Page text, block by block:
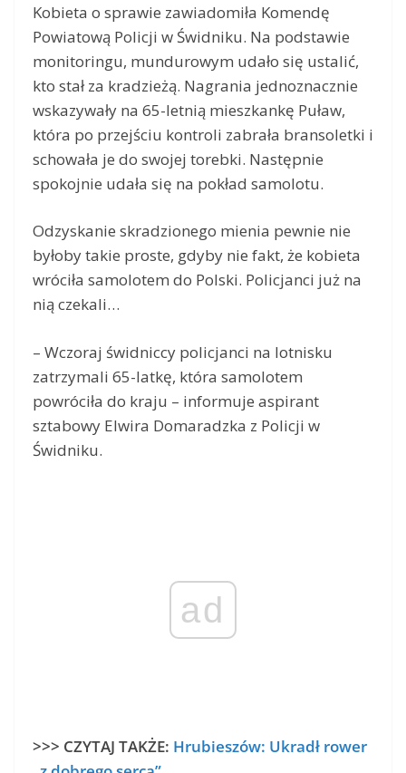
Kobieta o sprawie zawiadomiła Komendę
Powiatową Policji w Świdniku. Na podstawie
monitoringu, mundurowym udało się ustalić,
kto stał za kradzieżą. Nagrania jednoznacznie
wskazywały na 65-letnią mieszkankę Puław,
która po przejściu kontroli zabrała bransoletki i
schowała je do swojej torebki. Następnie
spokojnie udała się na pokład samolotu.
Odzyskanie skradzionego mienia pewnie nie
byłoby takie proste, gdyby nie fakt, że kobieta
wróciła samolotem do Polski. Policjanci już na
nią czekali…
– Wczoraj świdniccy policjanci na lotnisku
zatrzymali 65-latkę, która samolotem
powróciła do kraju – informuje aspirant
sztabowy Elwira Domaradzka z Policji w
Świdniku.
ad
>>> CZYTAJ TAKŻE: Hrubieszów: Ukradł rower